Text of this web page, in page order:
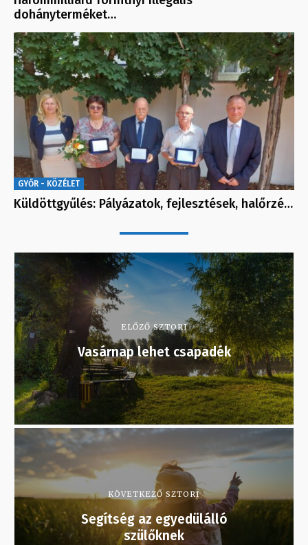
dohányterméket…
GYŐR - KÖZÉLET
Küldöttgyűlés: Pályázatok, fejlesztések, halőrzé…
ELŐZŐ SZTORI
Vasárnap lehet csapadék
KÖVETKEZŐ SZTORI
Segítség az egyedülálló
szülőknek